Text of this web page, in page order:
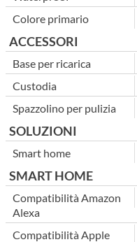
Colore primario
ACCESSORI
Base per ricarica
Custodia
Spazzolino per pulizia
SOLUZIONI
Smart home
SMART HOME
Compatibilità Amazon
Alexa
Compatibilità Apple